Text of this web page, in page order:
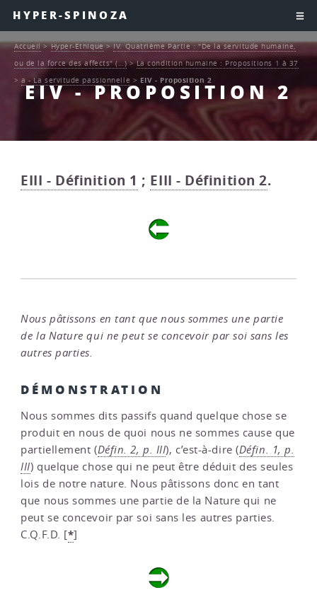
HYPER-SPINOZA
EIV - PROPOSITION 2
Accueil>Hyper-Ethique>IV. Quatrième Partie : "De la servitude humaine,
ou de la force des affects" (…)>La condition humaine : Propositions 1 à 37
>a - La servitude passionnelle > EIV - Proposition 2
EIII - Définition 1 ; EIII - Définition 2.
Nous pâtissons en tant que nous sommes une partie
de la Nature qui ne peut se concevoir par soi sans les
autres parties.
DÉMONSTRATION
Nous sommes dits passifs quand quelque chose se
produit en nous de quoi nous ne sommes cause que
partiellement (Défin. 2, p. III), c’est-à-dire (Défin. 1, p.
III) quelque chose qui ne peut être déduit des seules
lois de notre nature. Nous pâtissons donc en tant
que nous sommes une partie de la Nature qui ne
peut se concevoir par soi sans les autres parties.
C.Q.F.D. [*]